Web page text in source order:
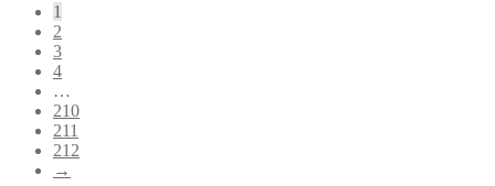
1
2
3
4
…
210
211
212
→